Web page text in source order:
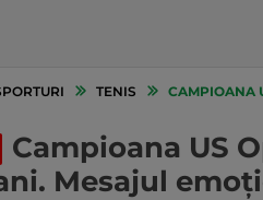
TENIS CAMPIOANA
Campioana US
Mesajul